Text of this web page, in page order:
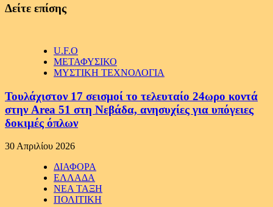
Δείτε επίσης
U.F.O
ΜΕΤΑΦΥΣΙΚΟ
ΜΥΣΤΙΚΗ ΤΕΧΝΟΛΟΓΙΑ
Τουλάχιστον 17 σεισμοί το τελευταίο 24ωρο κοντά
στην Area 51 στη Νεβάδα, ανησυχίες για υπόγειες
δοκιμές όπλων
30 Απριλίου 2026
ΔΙΑΦΟΡΑ
ΕΛΛΑΔΑ
ΝΕΑ ΤΑΞΗ
ΠΟΛΙΤΙΚΗ